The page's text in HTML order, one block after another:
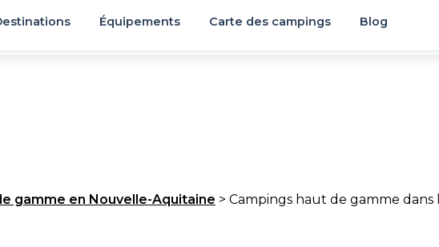
Équipements Carte des campings Blog
gamme en Nouvelle-Aquitaine > Campings haut de gamme dans